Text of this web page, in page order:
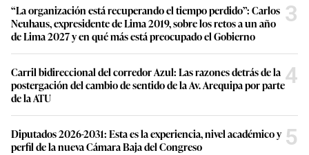
“La organización está recuperando el tiempo perdido”: Carlos
Neuhaus, expresidente de Lima 2019, sobre los retos a un año
de Lima 2027 y en qué más está preocupado el Gobierno
3
Carril bidireccional del corredor Azul: Las razones detrás de la
postergación del cambio de sentido de la Av. Arequipa por parte
de la ATU
4
Diputados 2026-2031: Esta es la experiencia, nivel académico y
perfil de la nueva Cámara Baja del Congreso
5